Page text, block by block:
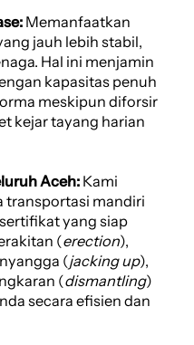
Memanfaatkan
jauh lebih stabil,
Hal ini menjamin
kapasitas penuh
meskipun diforsir
kejar tayang harian
Aceh: Kami
transportasi mandiri
yang siap
(erection),
(jacking up),
(dismantling)
secara efisien dan